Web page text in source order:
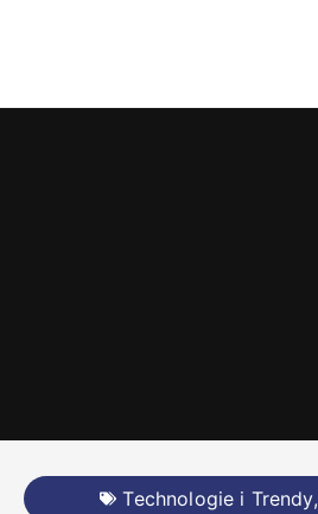
Technologie i Trendy,